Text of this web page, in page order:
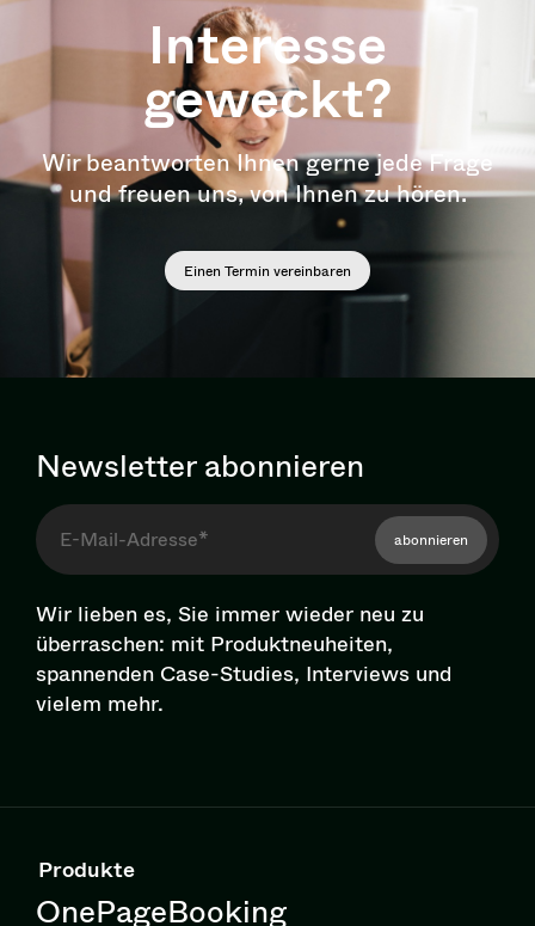
Interesse
geweckt?
Wir beantworten Ihnen gerne jede Frage
und freuen uns, von Ihnen zu hören.
Einen Termin vereinbaren
Newsletter abonnieren
abonnieren
Wir lieben es, Sie immer wieder neu zu
überraschen: mit Pro­dukt­neu­hei­ten,
spannenden Case-Studies, Interviews und
vielem mehr.
Produkte
OnePageBooking